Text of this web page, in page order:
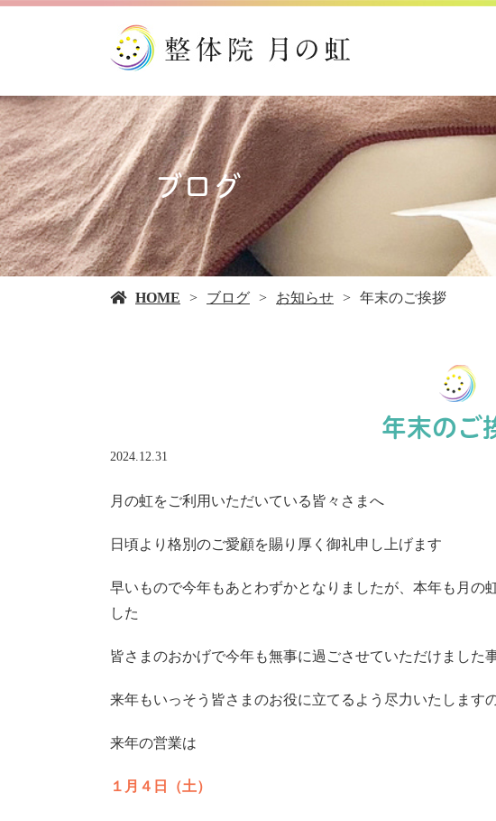
ブログ
HOME ブログ お知らせ 年末のご挨拶
年末のご
2024.12.31
月の虹をご利用いただいている皆々さまへ
日頃より格別のご愛顧を賜り厚く御礼申し上げます
早いもので今年もあとわずかとなりましたが、本年も月の
した
皆さまのおかげで今年も無事に過ごさせていただけました
来年もいっそう皆さまのお役に立てるよう尽力いたします
来年の営業は
１月４日（土）